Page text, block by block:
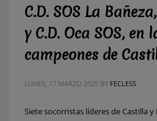
C.D. SOS La
y C.D. Oca SOS, en
campeones de
LUNES, 17 MARZO 2025 BY FECLESS
Siete socorristas líderes de Castilla